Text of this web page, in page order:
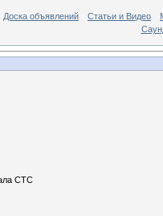
Доска объявлений Статьи и Видео
СТС